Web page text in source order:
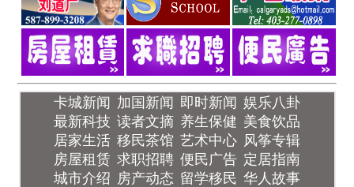
卡城新闻 加国新闻 即时新闻 娱乐八卦
最新科技 读者文摘 养生保健 美食饮品
居家生活 移民茶馆 艺术中心 风筝专辑
房屋租赁 求职招聘 便民广告 定居指南
城市介绍 房产动态 留学移民 华人故事